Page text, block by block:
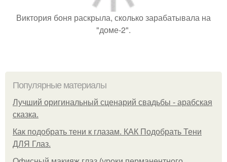
Виктория боня раскрыла, сколько зарабатывала на
"доме-2".
Популярные материалы
Лучший оригинальный сценарий свадьбы - арабская
сказка.
Как подобрать тени к глазам. КАК Подобрать Тени
ДЛЯ Глаз.